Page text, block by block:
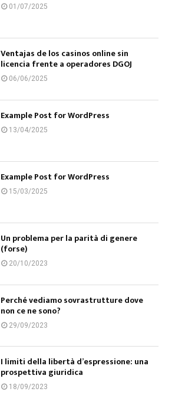
01/07/2025
Ventajas de los casinos online sin
licencia frente a operadores DGOJ
06/06/2025
Example Post for WordPress
13/04/2025
Example Post for WordPress
15/03/2025
Un problema per la parità di genere
(forse)
20/10/2023
Perché vediamo sovrastrutture dove
non ce ne sono?
29/09/2023
I limiti della libertà d’espressione: una
prospettiva giuridica
18/09/2023